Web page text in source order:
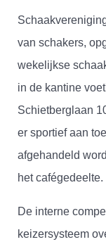
van schakers,
wekelijkse
in de kantine
Schietberglaan
er sportief aan
afgehandeld
het cafégedeelte.
De interne
keizersysteem